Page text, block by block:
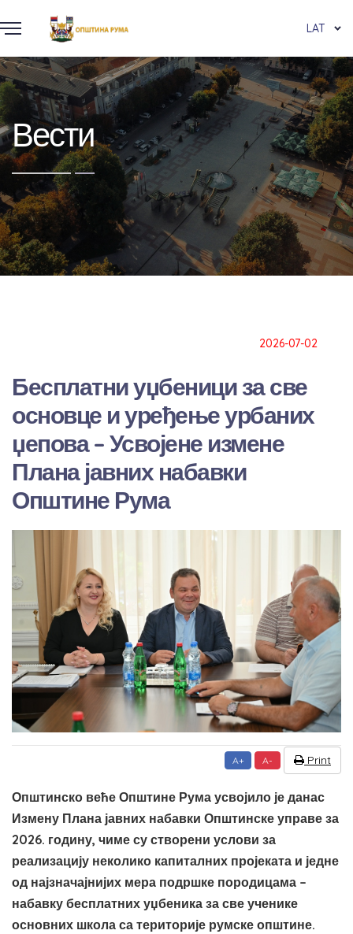
LAT
Вести
2026-07-02
Бесплатни уџбеници за све
основце и уређење урбаних
џепова – Усвојене измене
Плана јавних набавки
Општине Рума
A+ A- Print
Општинско веће Општине Рума усвојило је данас
Измену Плана јавних набавки Општинске управе за
2026. годину, чиме су створени услови за
реализацију неколико капиталних пројеката и једне
од најзначајнијих мера подршке породицама –
набавку бесплатних уџбеника за све ученике
основних школа са територије румске општине.